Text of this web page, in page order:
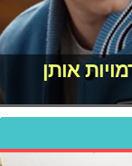
אותן